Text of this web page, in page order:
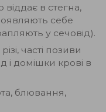
в стегна,
себе
у сечовід).
часті позиви
і домішки крові в
блювання,